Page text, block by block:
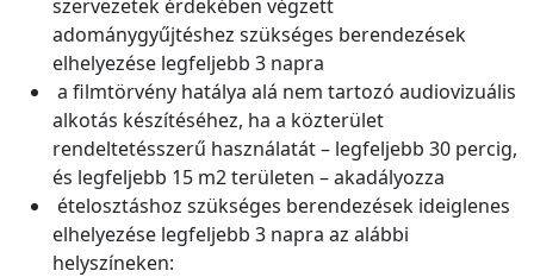
szervezetek érdekében végzett
adománygyűjtéshez szükséges berendezések
elhelyezése legfeljebb 3 napra
a filmtörvény hatálya alá nem tartozó audiovizuális
alkotás készítéséhez, ha a közterület
rendeltetésszerű használatát – legfeljebb 30 percig,
és legfeljebb 15 m2 területen – akadályozza
ételosztáshoz szükséges berendezések ideiglenes
elhelyezése legfeljebb 3 napra az alábbi
helyszíneken: